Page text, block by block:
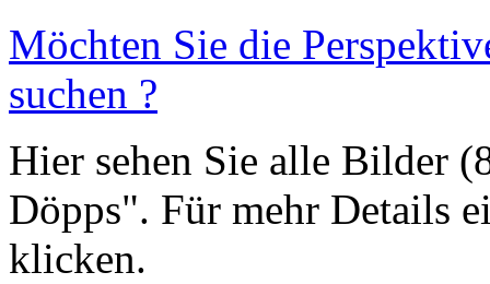
Möchten Sie die
suchen ?
Hier sehen Sie alle Bilder
Döpps". Für mehr Details
klicken.